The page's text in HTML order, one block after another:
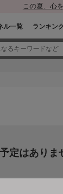
この夏、心
ル一覧 ランキン
定はありま